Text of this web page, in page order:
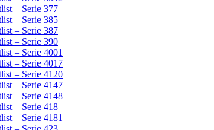
– Serie 377
– Serie 385
– Serie 387
– Serie 390
– Serie 4001
– Serie 4017
– Serie 4120
– Serie 4147
– Serie 4148
– Serie 418
– Serie 4181